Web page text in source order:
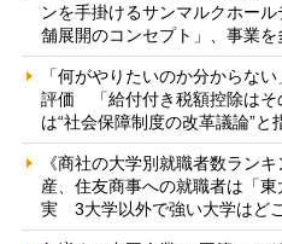
ンを手掛けるサンマルクホー
舗展開のコンセプト」、事業
「何がやりたいのか分からな
評価 「給付付き税額控除はそ
は“社会保障制度の改革議論”と
《商社の大学別就職者数ラン
産、住友商事への就職者は「
実 3大学以外で強い大学はど